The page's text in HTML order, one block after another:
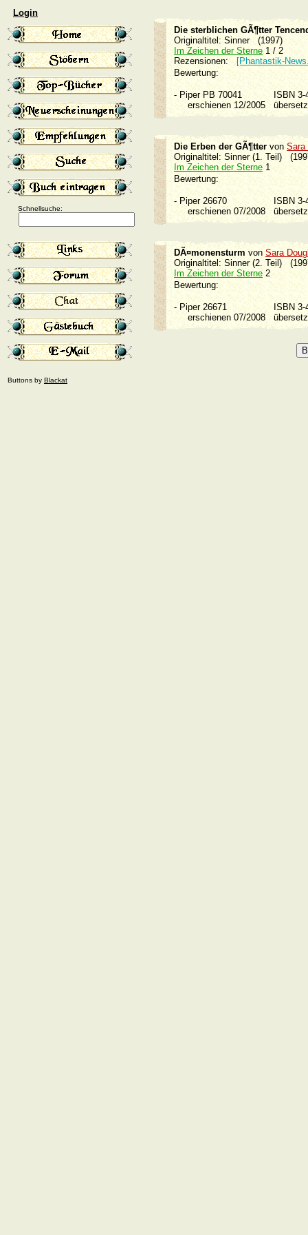
Login
Schnellsuche:
Buttons by Blackat
Die sterblichen GÃ¶tter
Originaltitel: Sinner (1997)
Im Zeichen der Sterne1 / 2
Rezensionen:[Phantastik-
Bewertung:
- Piper PB 70041
ISBN
erschienen 12/2005
Die Erben der GÃ¶tter vonSara
Originaltitel: Sinner (1. Teil)
Im Zeichen der Sterne1
Bewertung:
- Piper 26670
ISBN
erschienen 07/2008
DÃ¤monensturm vonSara
Originaltitel: Sinner (2. Teil)
Im Zeichen der Sterne2
Bewertung:
- Piper 26671
ISBN
erschienen 07/2008